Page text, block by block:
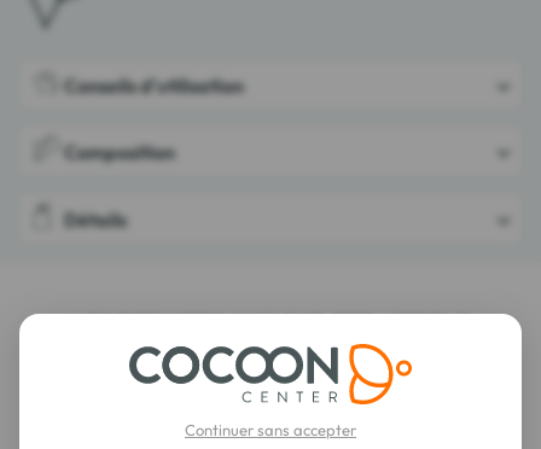
Conseils d'utilisation
Composition
Détails
Profusion Cosmetics Palette Yeux Nudes 10
Teintes
Continuer sans accepter